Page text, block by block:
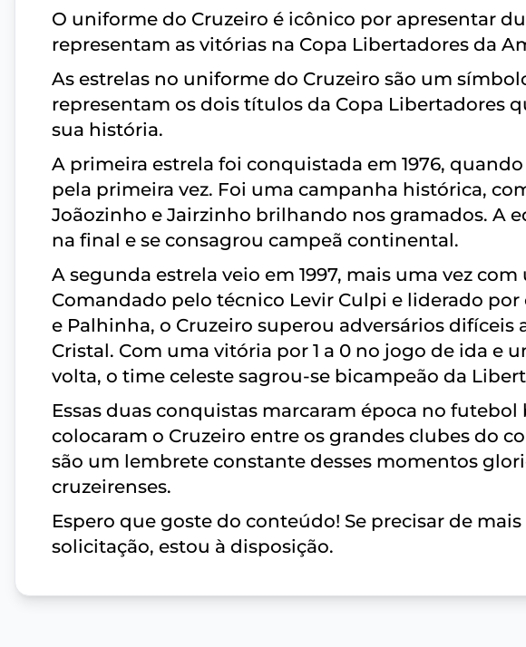
O uniforme do Cruzeiro é icônico por apresentar
representam as vitórias na Copa Libertadores da
As estrelas no uniforme do Cruzeiro são um
representam os dois títulos da Copa Libertadores
sua história.
A primeira estrela foi conquistada em 1976,
pela primeira vez. Foi uma campanha histórica,
Joãozinho e Jairzinho brilhando nos gramados. A
na final e se consagrou campeã continental.
A segunda estrela veio em 1997, mais uma vez
Comandado pelo técnico Levir Culpi e liderado
e Palhinha, o Cruzeiro superou adversários
Cristal. Com uma vitória por 1 a 0 no jogo de ida e
volta, o time celeste sagrou-se bicampeão da
Essas duas conquistas marcaram época no
colocaram o Cruzeiro entre os grandes clubes do
são um lembrete constante desses momentos
cruzeirenses.
Espero que goste do conteúdo! Se precisar de
solicitação, estou à disposição.